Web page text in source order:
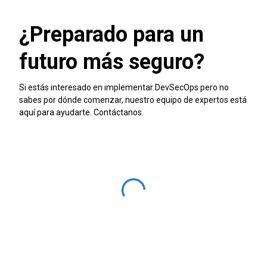
¿Preparado para un
futuro más seguro?
Si estás interesado en implementar DevSecOps pero no
sabes por dónde comenzar, nuestro equipo de expertos está
aquí para ayudarte. Contáctanos.